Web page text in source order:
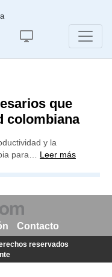
que
colombiana
y la
para… Leer más
Contacto
reservados